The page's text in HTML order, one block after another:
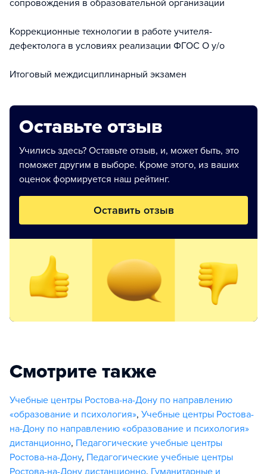
сопровождения в образовательной организации
Коррекционные технологии в работе учителя-
дефектолога в условиях реализации ФГОС О у/о
Итоговый междисциплинарный экзамен
Оставьте отзыв
Учились здесь? Оставьте отзыв, и, может быть, это
поможет другим в выборе. Кроме этого, из ваших
оценок формируется наш рейтинг.
Оставить отзыв
Смотрите также
Учебные центры Ростова-на-Дону по направлению
«образование и психология», Учебные центры Ростова-
на-Дону по направлению «образование и психология»
дистанционно, Педагогические учебные центры
Ростова-на-Дону, Педагогические учебные центры
Ростова-на-Дону дистанционно, Гуманитарные и